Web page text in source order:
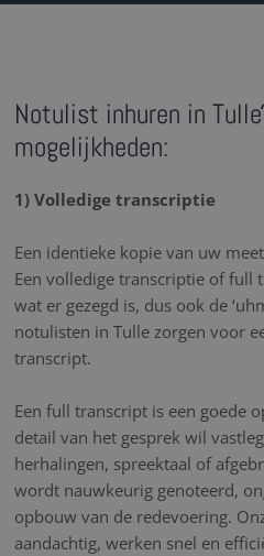
Notulist inhuren in
mogelijkheden:
1) Volledige transcriptie
Een identieke kopie van uw
Een volledige transcriptie of
wat er gezegd is, dus ook de
notulisten in Tulle zorgen voor
transcript.
Een full transcript is een goede
detail van het gesprek wil
herhalingen, spreektaal of
wordt nauwkeurig genoteerd,
opbouw van de redevoering.
aandachtig, werken snel en